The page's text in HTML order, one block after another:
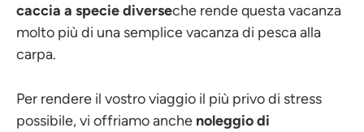
caccia a specie diverseche rende questa vacanza
molto più di una semplice vacanza di pesca alla
carpa.
Per rendere il vostro viaggio il più privo di stress
possibile, vi offriamo anche noleggio di